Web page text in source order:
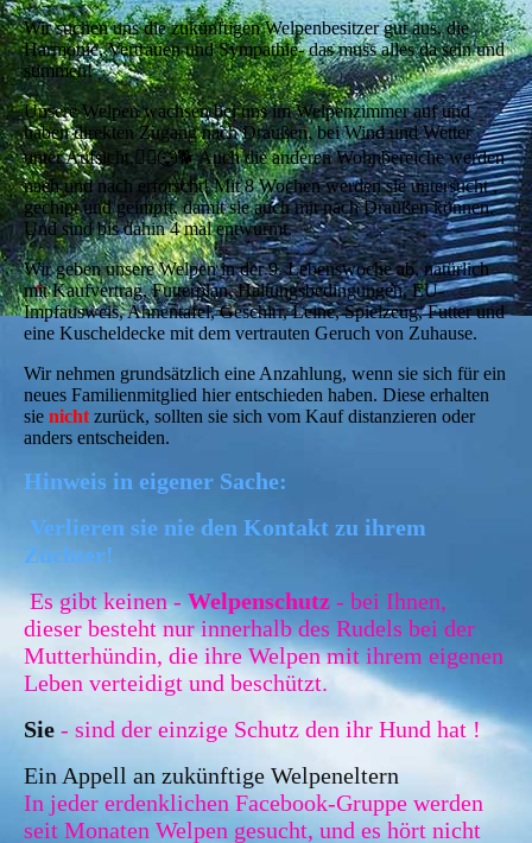
Wir suchen uns die zukünftigen Welpenbesitzer gut aus, die
Harmonie, Vertrauen und Sympathie- das muss alles da sein und
stimmen!
Unsere Welpen wachsen bei uns im Welpenzimmer auf und
haben direkten Zugang nach Draußen, bei Wind und Wetter
unter Aufsicht.🧎‍♀️🐺🐕 Auch die anderen Wohnbereiche werden
nach und nach erforscht! Mit 8 Wochen werden sie untersucht ,
gechipt und geimpft, damit sie auch mit nach Draußen können.
Und sind bis dahin 4 mal entwurmt.
Wir geben unsere Welpen in der 9. Lebenswoche ab, natürlich
mit Kaufvertrag, Futterplan, Haltungsbedingungen, EU-
Impfausweis, Ahnentafel, Geschirr, Leine, Spielzeug, Futter und
eine Kuscheldecke mit dem vertrauten Geruch von Zuhause.
Wir nehmen grundsätzlich eine Anzahlung, wenn sie sich für ein
neues Familienmitglied hier entschieden haben. Diese erhalten
sie nicht zurück, sollten sie sich vom Kauf distanzieren oder
anders entscheiden.
Hinweis in eigener Sache:
Verlieren sie nie den Kontakt zu ihrem
Züchter!
Es gibt keinen -Welpenschutz - bei Ihnen,
dieser besteht nur innerhalb des Rudels bei der
Mutterhündin, die ihre Welpen mit ihrem eigenen
Leben verteidigt und beschützt.
Sie - sind der einzige Schutz den ihr Hund hat !
Ein Appell an zukünftige Welpeneltern
In jeder erdenklichen Facebook-Gruppe werden
seit Monaten Welpen gesucht, und es hört nicht